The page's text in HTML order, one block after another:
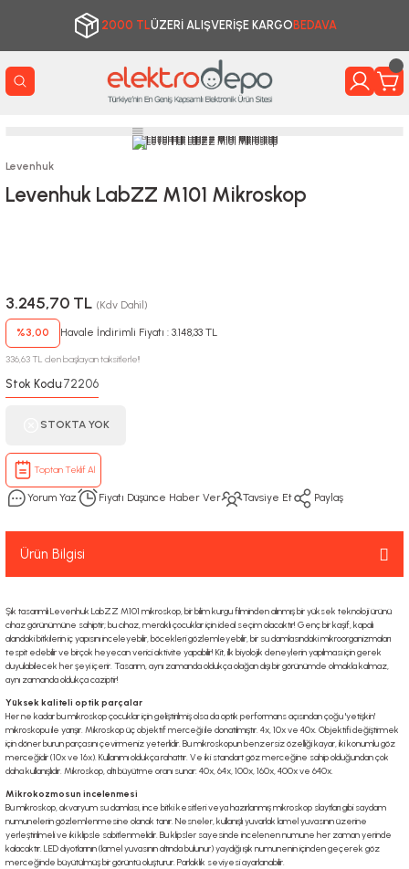
2000 TLÜZERİ ALIŞVERİŞE KARGO BEDAVA
Levenhuk
Levenhuk LabZZ M101 Mikroskop
3.245,70 TL (Kdv Dahil)
%3,00 Havale İndirimli Fiyatı : 3.148,33 TL
336,63 TL den başlayan taksitlerle!!
Stok Kodu:72206
STOKTA YOK
Toptan Teklif Al
Yorum Yaz Fiyatı Düşünce Haber Ver Tavsiye Et Paylaş
Ürün Bilgisi
Şık tasarımlı Levenhuk LabZZ M101 mikroskop, bir bilim kurgu filminden alınmış bir yüksek teknoloji ürünü
cihaz görünümüne sahiptir; bu cihaz, meraklı çocuklar için ideal seçim olacaktır! Genç bir kaşif, kapalı
alandaki bitkilerin iç yapısını inceleyebilir, böcekleri gözlemleyebilir, bir su damlasındaki mikroorganizmaları
tespit edebilir ve birçok heyecan verici aktivite yapabilir! Kit, ilk biyolojik deneylerin yapılması için gerek
duyulabilecek her şeyi içerir. Tasarım, aynı zamanda oldukça olağan dışı bir görünümde olmakla kalmaz,
aynı zamanda oldukça caziptir!
Yüksek kaliteli optik parçalar
Her ne kadar bu mikroskop çocuklar için geliştirilmiş olsa da optik performans açısından çoğu 'yetişkin'
mikroskopu ile yarışır. Mikroskop üç objektif merceği ile donatılmıştır. 4x, 10x ve 40x. Objektifi değiştirmek
için döner burun parçasını çevirmeniz yeterlidir. Bu mikroskopun benzersiz özelliği kayar, iki konumlu göz
merceğidir (10x ve 16x). Kullanımı oldukça rahattır. Ve iki standart göz merceğine sahip olduğundan çok
daha kullanışlıdır. Mikroskop, altı büyütme oranı sunar: 40x, 64x, 100x, 160x, 400x ve 640x.
Mikrokozmosun incelenmesi
Bu mikroskop, akvaryum su damlası, ince bitki kesitleri veya hazırlanmış mikroskop slaytları gibi saydam
numunelerin gözlemlenmesine olanak tanır. Nesneler, kullanışlı yuvarlak lamel yuvasının üzerine
yerleştirilmeli ve iki klipsle sabitlenmelidir. Bu klipsler sayesinde incelenen numune her zaman yerinde
kalacaktır. LED diyotlarının (lamel yuvasının altında bulunur) yaydığı ışık numunenin içinden geçerek göz
merceğinde büyütülmüş bir görüntü oluşturur. Parlaklık seviyesi ayarlanabilir.